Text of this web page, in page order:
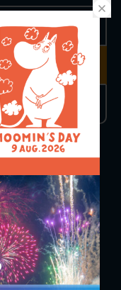
4歳以上高校生以下）
1,000円
当日チケット
1,300円
す。
一覧